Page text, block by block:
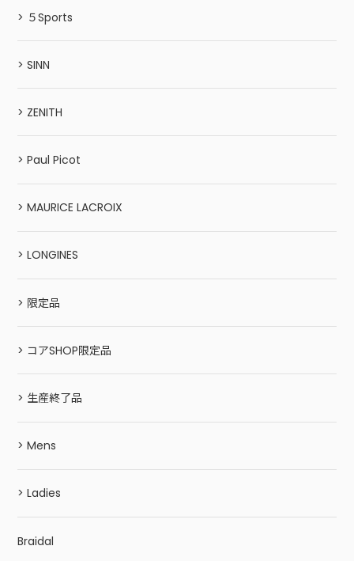
> ５Sports
> SINN
> ZENITH
> Paul Picot
> MAURICE LACROIX
> LONGINES
> 限定品
> コアSHOP限定品
> 生産終了品
> Mens
> Ladies
Braidal